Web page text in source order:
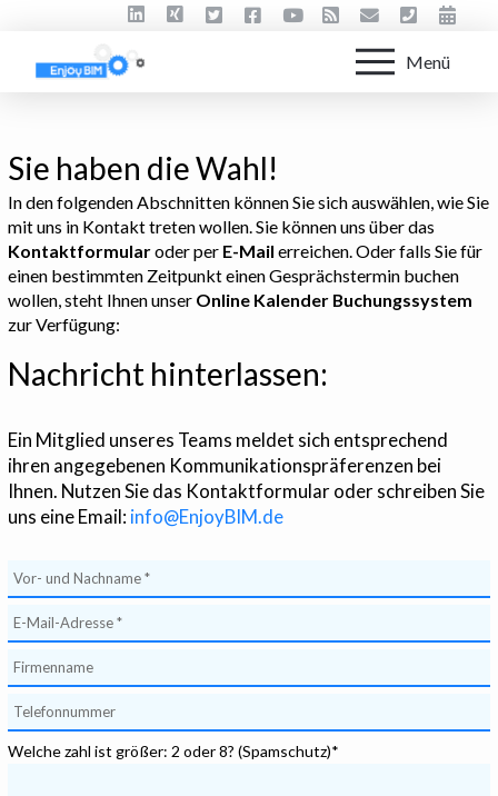
Menü
Sie haben die Wahl!
In den folgenden Abschnitten können Sie sich auswählen, wie Sie
mit uns in Kontakt treten wollen. Sie können uns über das
Kontaktformularoder per E-Mail erreichen. Oder falls Sie für
einen bestimmten Zeitpunkt einen Gesprächstermin buchen
wollen, steht Ihnen unser Online Kalender Buchungssystem
zur Verfügung:
Nachricht hinterlassen:
Ein Mitglied unseres Teams meldet sich entsprechend
ihren angegebenen Kommunikationspräferenzen bei
Ihnen. Nutzen Sie das Kontaktformular oder schreiben Sie
uns eine Email: info@EnjoyBIM.de
Welche zahl ist größer: 2 oder 8? (Spamschutz)*